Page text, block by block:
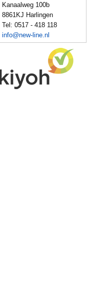
Kanaalweg 100b
8861KJ Harlingen
Tel: 0517 - 418 118
info@new-line.nl